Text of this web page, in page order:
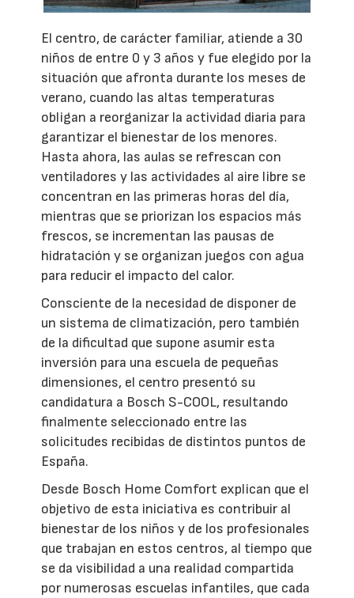
El centro, de carácter familiar, atiende a 30
niños de entre 0 y 3 años y fue elegido por la
situación que afronta durante los meses de
verano, cuando las altas temperaturas
obligan a reorganizar la actividad diaria para
garantizar el bienestar de los menores.
Hasta ahora, las aulas se refrescan con
ventiladores y las actividades al aire libre se
concentran en las primeras horas del día,
mientras que se priorizan los espacios más
frescos, se incrementan las pausas de
hidratación y se organizan juegos con agua
para reducir el impacto del calor.
Consciente de la necesidad de disponer de
un sistema de climatización, pero también
de la dificultad que supone asumir esta
inversión para una escuela de pequeñas
dimensiones, el centro presentó su
candidatura a Bosch S-COOL, resultando
finalmente seleccionado entre las
solicitudes recibidas de distintos puntos de
España.
Desde Bosch Home Comfort explican que el
objetivo de esta iniciativa es contribuir al
bienestar de los niños y de los profesionales
que trabajan en estos centros, al tiempo que
se da visibilidad a una realidad compartida
por numerosas escuelas infantiles, que cada